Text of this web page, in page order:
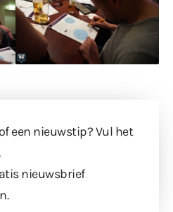
een nieuwstip? Vul het
nieuwsbrief
.